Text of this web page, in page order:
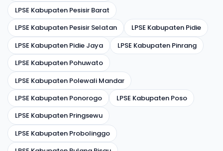
LPSE Kabupaten Pesisir Barat
LPSE Kabupaten Pesisir Selatan
LPSE Kabupaten Pidie
LPSE Kabupaten Pidie Jaya
LPSE Kabupaten Pinrang
LPSE Kabupaten Pohuwato
LPSE Kabupaten Polewali Mandar
LPSE Kabupaten Ponorogo
LPSE Kabupaten Poso
LPSE Kabupaten Pringsewu
LPSE Kabupaten Probolinggo